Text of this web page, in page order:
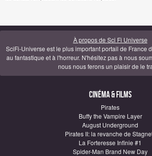
À propos de Sci Fi Universe
SciFi-Universe est le plus important portail de France
au fantastique et à l'horreur. N'hésitez pas à nous
nous nous ferons un plaisir de le
Cinéma & Films
Pirates
Buffy the Vampire Layer
August Underground
Pirates II: la revanche de
La Forteresse Infinie #1
Spider-Man Brand New Day